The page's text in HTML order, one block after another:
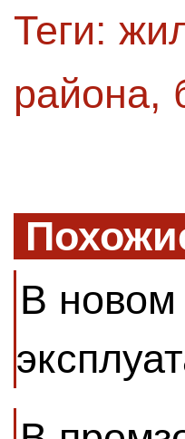
Теги:
района,
В новом